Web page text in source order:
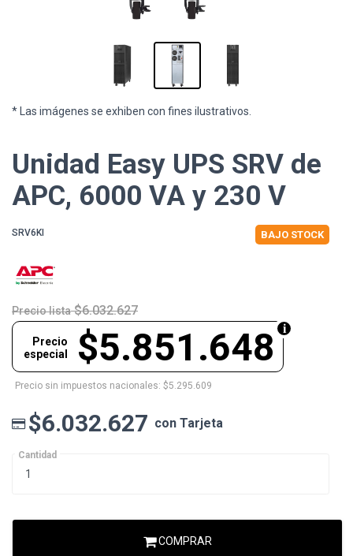
* Las imágenes se exhiben con fines ilustrativos.
Unidad Easy UPS SRV de
APC, 6000 VA y 230 V
SRV6KI BAJO STOCK
Precio lista $6.032.627
$5.851.648
Precio
especial
Precio sin impuestos nacionales: $5.295.609
$6.032.627 con Tarjeta
Cantidad
COMPRAR